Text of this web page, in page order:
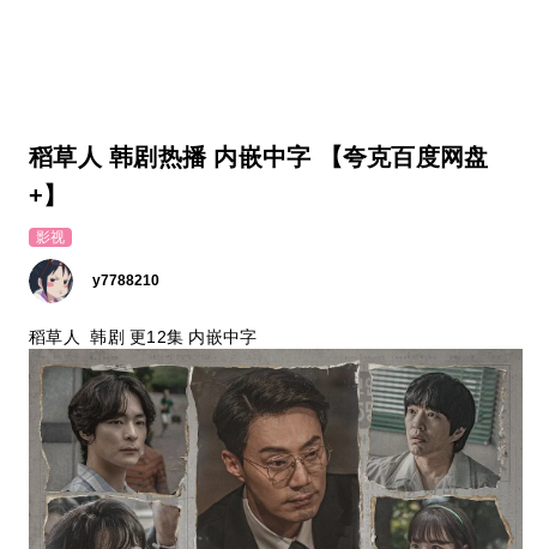
稻草人 韩剧热播 内嵌中字 【夸克百度网盘
+】
影视
y7788210
稻草人 韩剧 更12集 内嵌中字